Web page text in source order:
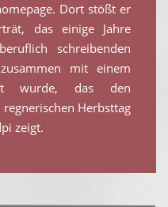
Dort stößt er
das einige Jahre
schreibenden
mit einem
wurde, das den
Herbsttag
zeigt.